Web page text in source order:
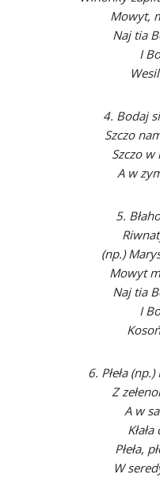
Mowyt,
Naj tia
I
4. Bodaj
Szczo
Szczo
A w
5.
(np.)
Mowyt
Naj tia
I
6. Płeła
Z
A w
Płeła,
W